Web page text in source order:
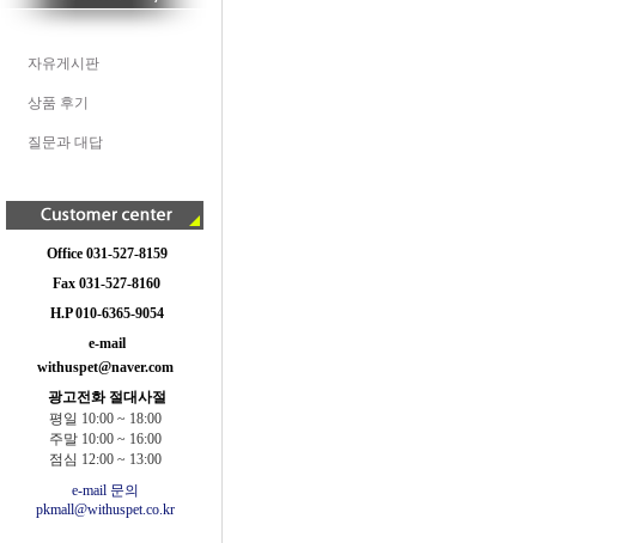
자유게시판
상품 후기
질문과 대답
Office 031-527-8159
Fax 031-527-8160
H.P 010-6365-9054
e-mail
withuspet@naver.com
광고전화 절대사절
평일 10:00 ~ 18:00
주말 10:00 ~ 16:00
점심 12:00 ~ 13:00
e-mail 문의
pkmall@withuspet.co.kr